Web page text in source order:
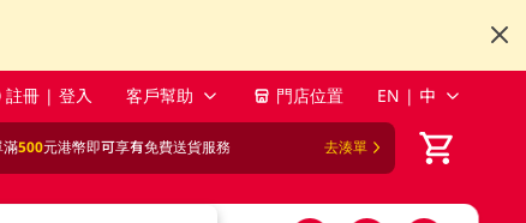
註冊 | 登入 客戶幫助 門店位置 EN | 中
滿500元港幣即可享有免費送貨服務 去湊單